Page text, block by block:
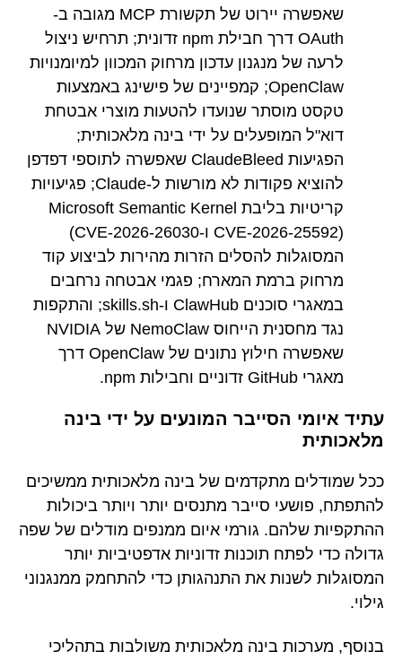
שאפשרה יירוט של תקשורת MCP מגובה ב-
OAuth דרך חבילת npm זדונית; תרחיש ניצול
לרעה של מנגנון עדכון מרחוק המכוון למיומנויות
OpenClaw; קמפיינים של פישינג באמצעות
טקסט מוסתר שנועדו להטעות מוצרי אבטחת
דוא"ל המופעלים על ידי בינה מלאכותית;
הפגיעות ClaudeBleed שאפשרה לתוספי דפדפן
להוציא פקודות לא מורשות ל-Claude; פגיעויות
קריטיות בליבת Microsoft Semantic Kernel
(CVE-2026-25592 ו-CVE-2026-26030)
המסוגלות להסלים הזרות מהירות לביצוע קוד
מרחוק ברמת המארח; פגמי אבטחה נרחבים
במאגרי סוכנים ClawHub ו-skills.sh; והתקפות
נגד מחסנית הייחוס NemoClaw של NVIDIA
שאפשרה חילוץ נתונים של OpenClaw דרך
מאגרי GitHub זדוניים וחבילות npm.
עתיד איומי הסייבר המונעים על ידי בינה
מלאכותית
ככל שמודלים מתקדמים של בינה מלאכותית ממשיכים
להתפתח, פושעי סייבר מתנסים יותר ויותר ביכולות
ההתקפיות שלהם. גורמי איום ממנפים מודלים של שפה
גדולה כדי לפתח תוכנות זדוניות אדפטיביות יותר
המסוגלות לשנות את התנהגותן כדי להתחמק ממנגנוני
גילוי.
בנוסף, מערכות בינה מלאכותית משולבות בתהליכי